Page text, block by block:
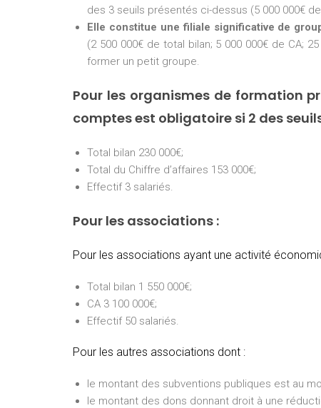
des 3 seuils présentés ci-dessus (5 000 000€
Elle constitue une filiale significative de
(2 500 000€ de total bilan; 5 000 000€ de CA;
former un petit groupe.
Pour les organismes de formation
comptes est obligatoire si 2 des
Total bilan 230 000€;
Total du Chiffre d’affaires 153 000€;
Effectif 3 salariés.
Pour les associations :
Pour les associations ayant une activité
Total bilan 1 550 000€;
CA 3 100 000€;
Effectif 50 salariés.
Pour les autres associations dont :
le montant des subventions publiques est au
le montant des dons donnant droit à une